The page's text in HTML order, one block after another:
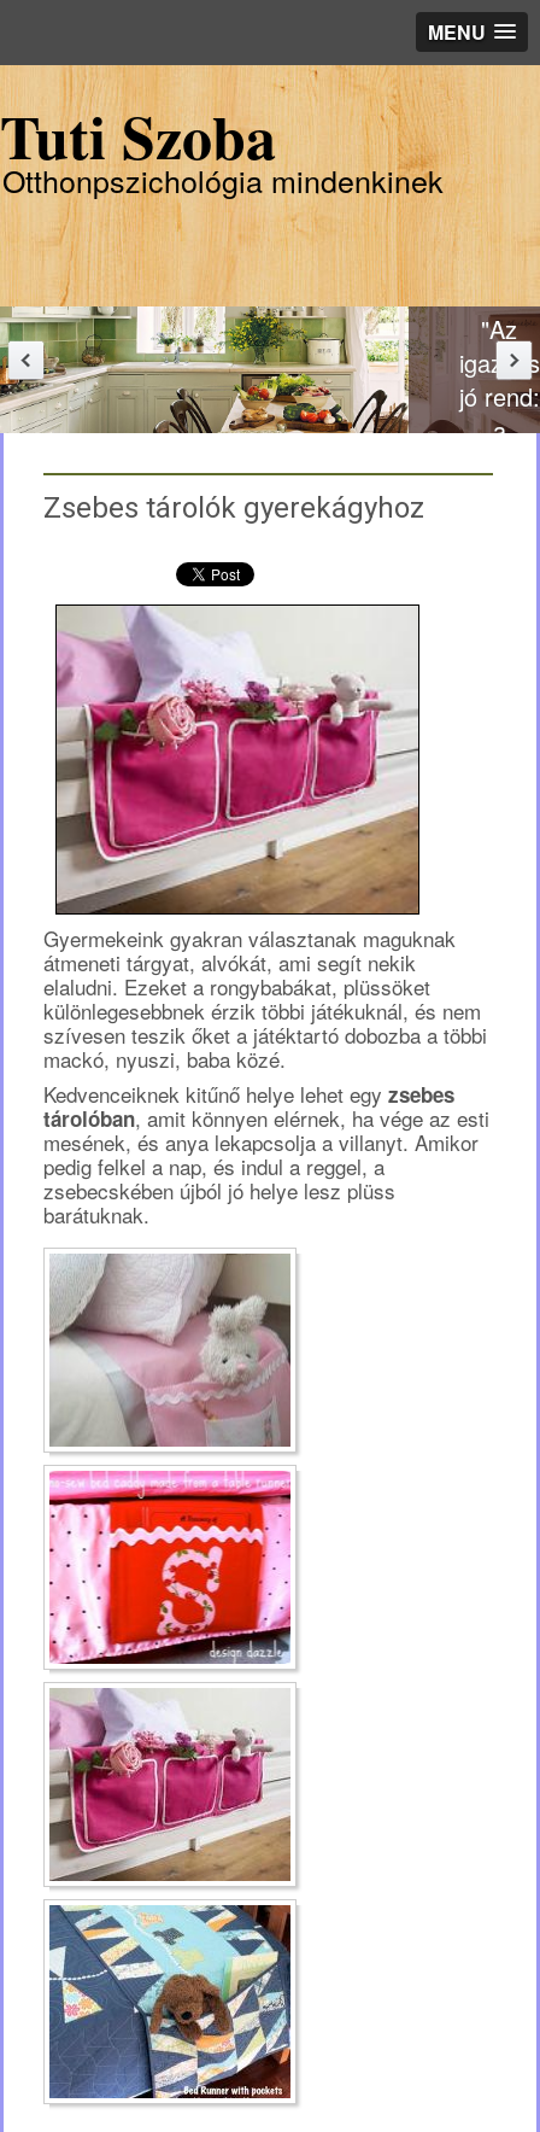
MENU
Tuti Szoba
Otthonpszichológia mindenkinek
"Az
igazi és
jó rend:
a
formai
Zsebes tárolók gyerekágyhoz
Gyermekeink gyakran választanak maguknak
átmeneti tárgyat, alvókát, ami segít nekik
elaludni. Ezeket a rongybabákat, plüssöket
különlegesebbnek érzik többi játékuknál, és nem
szívesen teszik őket a játéktartó dobozba a többi
mackó, nyuszi, baba közé.
Kedvenceiknek kitűnő helye lehet egy zsebes
tárolóban, amit könnyen elérnek, ha vége az esti
mesének, és anya lekapcsolja a villanyt. Amikor
pedig felkel a nap, és indul a reggel, a
zsebecskében újból jó helye lesz plüss
barátuknak.